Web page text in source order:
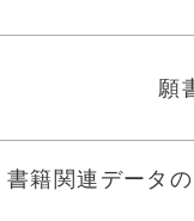
願
書籍関連データ